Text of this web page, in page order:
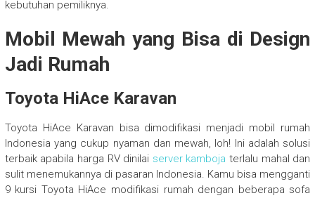
kebutuhan pemiliknya.
Mobil Mewah yang Bisa di Design
Jadi Rumah
Toyota HiAce Karavan
Toyota HiAce Karavan bisa dimodifikasi menjadi mobil rumah
Indonesia yang cukup nyaman dan mewah, loh! Ini adalah solusi
terbaik apabila harga RV dinilai server kamboja terlalu mahal dan
sulit menemukannya di pasaran Indonesia. Kamu bisa mengganti
9 kursi Toyota HiAce modifikasi rumah dengan beberapa sofa